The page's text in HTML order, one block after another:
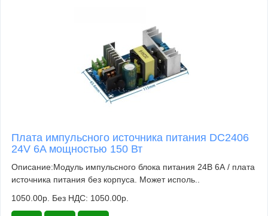
Плата импульсного источника питания DC2406
24V 6A мощностью 150 Вт
Описание:Модуль импульсного блока питания 24В 6А / плата
источника питания без корпуса. Может исполь..
1050.00р. Без НДС: 1050.00р.